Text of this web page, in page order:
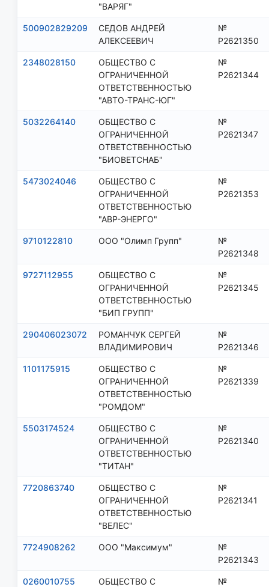
"ВАРЯГ"
500902829209
СЕДОВ АНДРЕЙ
АЛЕКСЕЕВИЧ
№
Р2621350
2348028150
ОБЩЕСТВО С
ОГРАНИЧЕННОЙ
ОТВЕТСТВЕННОСТЬЮ
"АВТО-ТРАНС-ЮГ"
№
Р2621344
5032264140
ОБЩЕСТВО С
ОГРАНИЧЕННОЙ
ОТВЕТСТВЕННОСТЬЮ
"БИОВЕТСНАБ"
№
Р2621347
5473024046
ОБЩЕСТВО С
ОГРАНИЧЕННОЙ
ОТВЕТСТВЕННОСТЬЮ
"АВР-ЭНЕРГО"
№
Р2621353
9710122810 ООО "Олимп Групп"
№
Р2621348
9727112955
ОБЩЕСТВО С
ОГРАНИЧЕННОЙ
ОТВЕТСТВЕННОСТЬЮ
"БИП ГРУПП"
№
Р2621345
290406023072
РОМАНЧУК СЕРГЕЙ
ВЛАДИМИРОВИЧ
№
Р2621346
1101175915
ОБЩЕСТВО С
ОГРАНИЧЕННОЙ
ОТВЕТСТВЕННОСТЬЮ
"РОМДОМ"
№
Р2621339
5503174524
ОБЩЕСТВО С
ОГРАНИЧЕННОЙ
ОТВЕТСТВЕННОСТЬЮ
"ТИТАН"
№
Р2621340
7720863740
ОБЩЕСТВО С
ОГРАНИЧЕННОЙ
ОТВЕТСТВЕННОСТЬЮ
"ВЕЛЕС"
№
Р2621341
7724908262 ООО "Максимум"
№
Р2621343
0260010755
ОБЩЕСТВО С
№